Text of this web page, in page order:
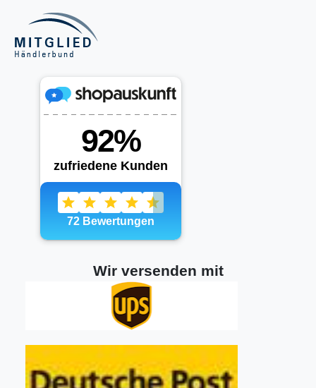
Wir versenden mit